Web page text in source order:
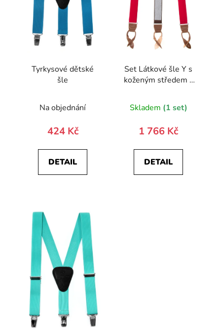
Tyrkysové dětské
šle
Na objednání
424 Kč
DETAIL
Set Látkové šle Y s
koženým středem a
motýlek a
kapesníček 885-
Skladem (1 set)
1 766 Kč
DETAIL